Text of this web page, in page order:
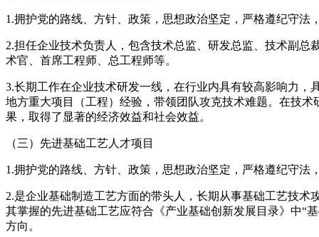
1.拥护党的路线、方针、政策，思想政治坚定，严格遵纪守法
2.担任企业技术负责人，包含技术总监、研发总监、技术副总
术官、首席工程师、总工程师等。
3.长期工作在企业技术研发一线，在行业内具有较高影响力，
地方重大项目（工程）经验，带领团队攻克技术难题。在技术
果，取得了显著的经济效益和社会效益。
（三）先进基础工艺人才项目
1.拥护党的路线、方针、政策，思想政治坚定，严格遵纪守法
2.是企业基础制造工艺方面的带头人，长期从事基础工艺技术
其掌握的先进基础工艺应符合《产业基础创新发展目录》中“
方向。